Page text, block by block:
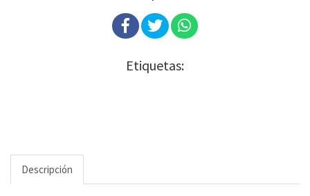
Etiquetas:
Descripción